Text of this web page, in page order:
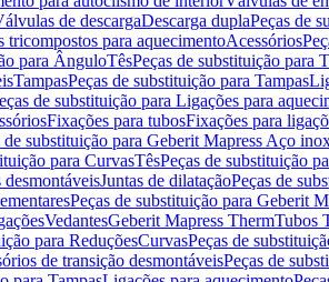
de descargaDescarga duplaPeças de
tricompostos para aquecimentoAcessórios
para ÂnguloTêsPeças de substituição para
TampasPeças de substituição para Tampas
de substituição para Ligações para
Fixações para tubosFixações para
de substituição para Geberit Mapress Aço
para CurvasTêsPeças de substituição
Juntas de dilataçãoPeças de
Peças de substituição para Geberit
VedantesGeberit Mapress ThermTubos
para ReduçõesCurvasPeças de
de transição desmontáveisPeças de